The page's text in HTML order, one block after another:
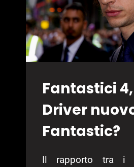
Fantastici
Driver
Fantastic?
Il rapporto tra i